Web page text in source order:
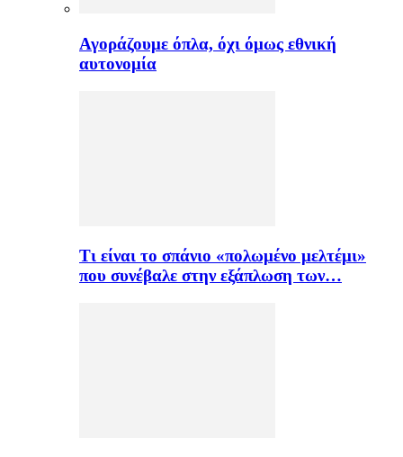
Αγοράζουμε όπλα, όχι όμως εθνική
αυτονομία
Τι είναι το σπάνιο «πολωμένο μελτέμι»
που συνέβαλε στην εξάπλωση των…